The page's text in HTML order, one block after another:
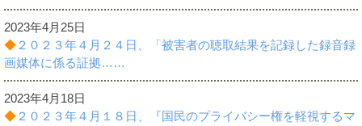
2023年4月25日
◆２０２３年４月２４日、「被害者の聴取結果を記録した録音録
画媒体に係る証拠……
2023年4月18日
◆２０２３年４月１８日、『国民のプライバシー権を軽視するマ